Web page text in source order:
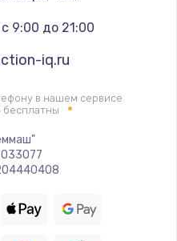
9:00 до 21:00
iq.ru
в нашем сервисе